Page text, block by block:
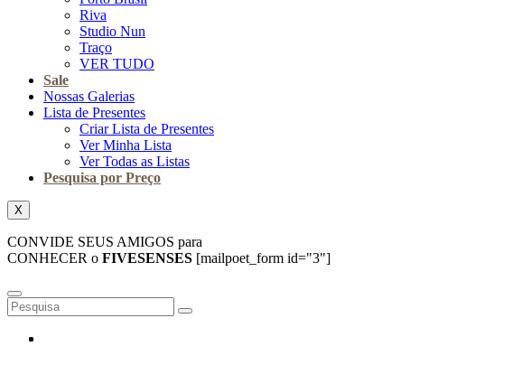
Riva
Studio Nun
Traço
VER TUDO
Sale
Nossas Galerias
Lista de Presentes
Criar Lista de Presentes
Ver Minha Lista
Ver Todas as Listas
Pesquisa por Preço
X
CONVIDE SEUS AMIGOS para
CONHECER o FIVESENSES [mailpoet_form id="3"]